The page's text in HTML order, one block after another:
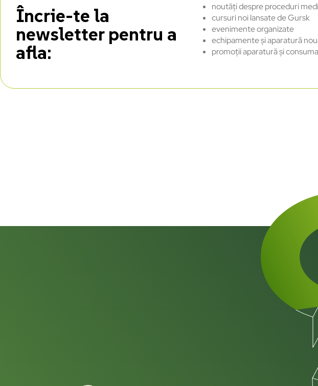
Încrie-te la
newsletter pentru a
afla:
noutăți despre proceduri
cursuri noi lansate de Gursk
evenimente organizate
echipamente și aparatură
promoții aparatură și